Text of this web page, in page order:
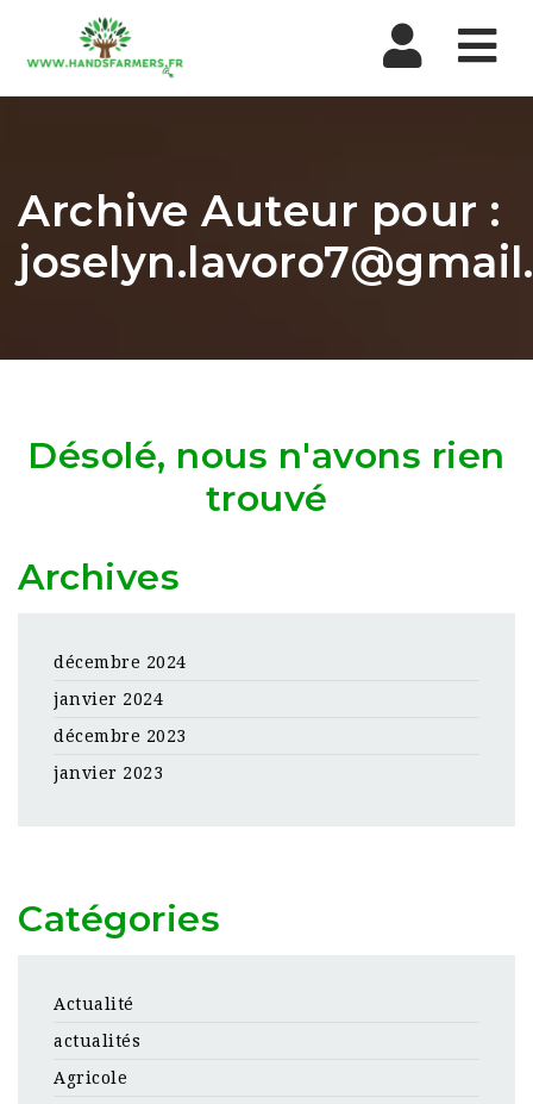
Archive Auteur pour :
Désolé, nous n'avons rien
trouvé
Archives
décembre 2024
janvier 2024
décembre 2023
janvier 2023
Catégories
Actualité
actualités
Agricole